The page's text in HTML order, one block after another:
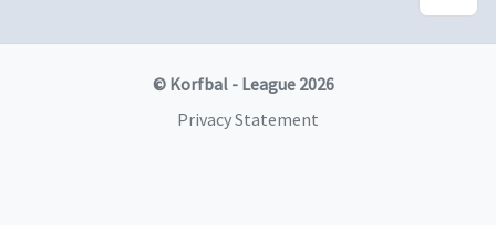
© Korfbal - League 2026
Privacy Statement